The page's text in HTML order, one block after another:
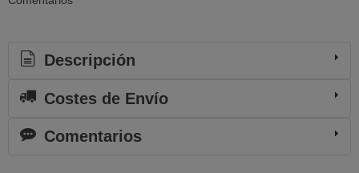
Descripción
Costes de Envío
Comentarios